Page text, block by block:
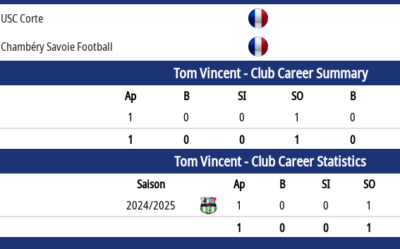
USC Corte
Chambéry Savoie Football
Tom Vincent -Club Career Summary
Ap B SI SO B
1 0 0 1 0
1
0 0 1 0
Tom Vincent -Club Career Statistics
Saison Ap B SI SO
2024/2025 1 0 0 1
1
0 0 1